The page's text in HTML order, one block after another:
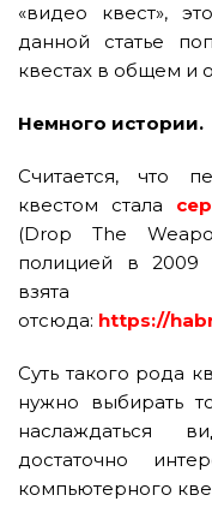
«видео квест»,
данной статье
квестах в общем и
Немного истории.
Считается, что
квестом стала
(Drop The
полицией в 2009
отсюда: https://
Суть такого рода
нужно выбирать
наслаждаться
достаточно
компьютерного